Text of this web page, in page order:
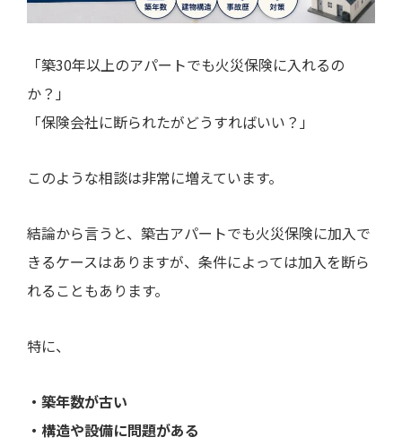
「築30年以上のアパートでも火災保険に入れるの
か？」
「保険会社に断られたがどうすればいい？」
このような相談は非常に増えています。
結論から言うと、築古アパートでも火災保険に加入で
きるケースはありますが、条件によっては加入を断ら
れることもあります。
特に、
・築年数が古い
・構造や設備に問題がある